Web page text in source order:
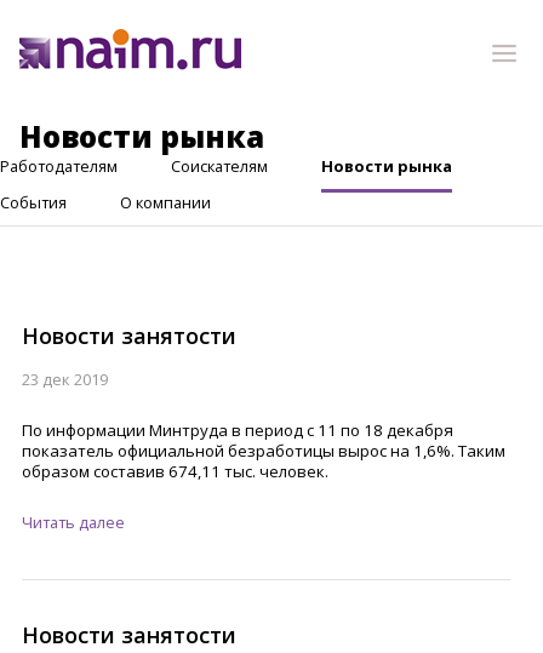
Новости рынка
Работодателям Соискателям
Новости рынка
События
О компании
Новости занятости
23 дек 2019
По информации Минтруда в период с 11 по 18 декабря
показатель официальной безработицы вырос на 1,6%. Таким
образом составив 674,11 тыс. человек.
Читать далее
Новости занятости